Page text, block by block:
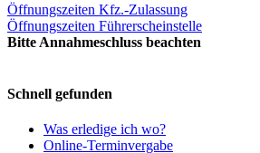
Öffnungszeiten Kfz.-Zulassung
Öffnungszeiten Führerscheinstelle
Bitte Annahmeschluss beachten
Schnell gefunden
Was erledige ich wo?
Online-Terminvergabe